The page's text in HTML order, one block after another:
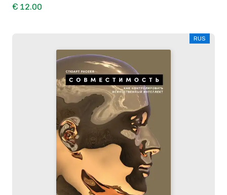
€ 12.00
RUS